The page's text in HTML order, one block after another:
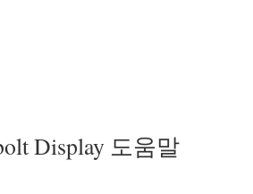
Display 도움말